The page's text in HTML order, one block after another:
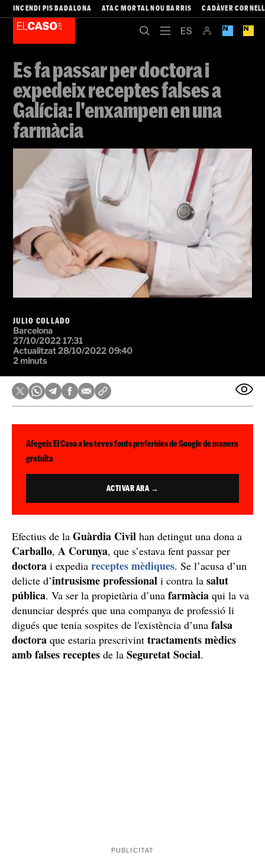
INCENDI PIS BADALONA ATAC MORTAL NOU BARRIS CADÀVER
Es fa passar per doctora i
expedeix receptes falses a
Galícia: l'enxampen en una
farmàcia
JULIO COLLADO
Barcelona
27/10/2022 17:31
Actualitzat 28/10/2022 09:40
2 minuts
Afegeix El Caso a les teves fonts preferides de Google de manera
gratuïta
ACTIVAR ARA →
Efectius de la Guàrdia Civil han detingut una dona a
Carballo, A Corunya, que s’estava fent passar per
doctora i expedia receptes mèdiques. Se l’acusa d’un
delicte d’intrusisme professional i contra la salut
pública. Va ser la propietària d’una farmàcia qui la va
denunciar després que una companya de professió li
digués que tenia sospites de l'existència d’una falsa
doctora que estaria prescrivint tractaments mèdics
amb falses receptes de la Seguretat Social.